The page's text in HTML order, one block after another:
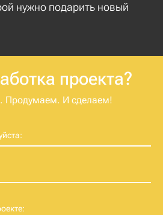
нужно подарить новый
проекта?
Продумаем. И сделаем!